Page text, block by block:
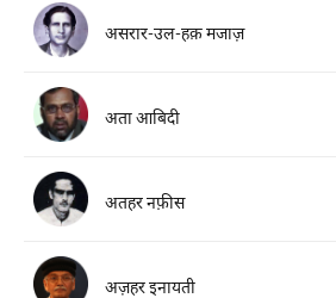
असरार-उल-हक़ मजाज़
अता आबिदी
अतहर नफ़ीस
अज़हर इनायती